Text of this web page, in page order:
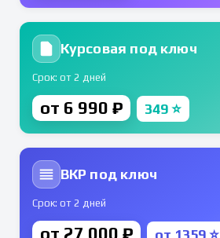
Курсовая под ключ
Срок: от 2 дней
от 6 990 ₽ 349 ⭐
ВКР под ключ
Срок: от 2 дней
от 27 000 ₽ от 1359 ⭐